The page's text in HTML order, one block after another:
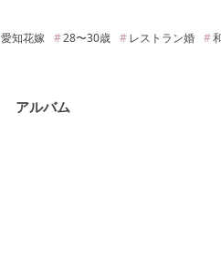
愛知花嫁 28〜30歳 レストラン婚
アルバム